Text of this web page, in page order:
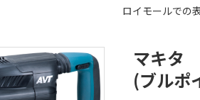
ロイモールでの
マキタ
(ブルポ